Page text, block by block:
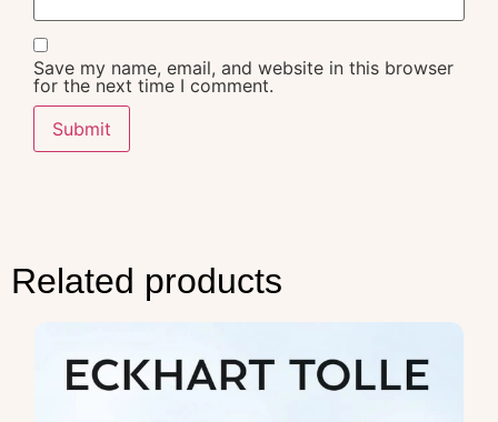
Save my name, email, and website in this browser
for the next time I comment.
Related products